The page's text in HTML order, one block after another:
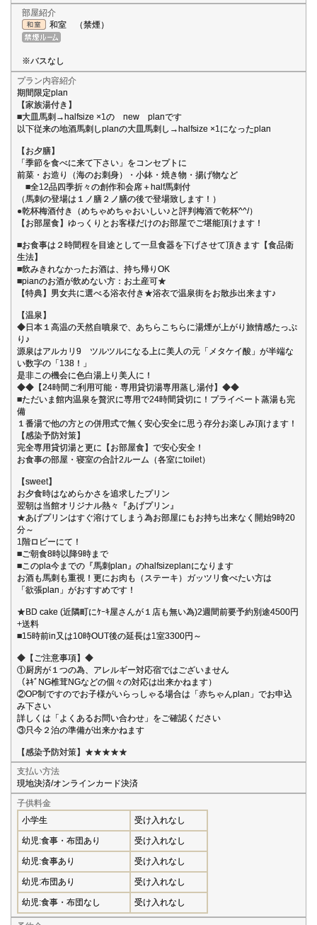
部屋紹介
和室 （禁煙）
※バスなし
プラン内容紹介
期間限定plan
【家族湯付き】
■大皿馬刺→halfsize ×1の new planです
以下従来の地酒馬刺しplanの大皿馬刺し→halfsize ×1になったplan
【お夕膳】
「季節を食べに来て下さい」をコンセプトに
前菜・お造り（海のお刺身）・小鉢・焼き物・揚げ物など
■全12品四季折々の創作和会席＋half馬刺付
（馬刺の登場は１ノ膳２ノ膳の後で登場致します！）
●乾杯梅酒付き（めちゃめちゃおいしい♪と評判梅酒で乾杯^^/）
【お部屋食】ゆっくりとお客様だけのお部屋でご堪能頂けます！
■お食事は２時間程を目途として一旦食器を下げさせて頂きます【食品衛
生法】
■飲みきれなかったお酒は、持ち帰りOK
■pianのお酒が飲めない方：お土産可★
【特典】男女共に選べる浴衣付き★浴衣で温泉街をお散歩出来ます♪
【温泉】
◆日本１高温の天然自噴泉で、あちらこちらに湯煙が上がり旅情感たっぷ
り♪
源泉はアルカリ9 ツルツルになる上に美人の元「メタケイ酸」が半端な
い数字の「138！」
是非この機会に色白湯上り美人に！
◆◆【24時間ご利用可能・専用貸切湯専用蒸し湯付】◆◆
■ただいま館内温泉を贅沢に専用で24時間貸切に！プライベート蒸湯も完
備
１番湯で他の方との併用式で無く安心安全に思う存分お楽しみ頂けます！
【感染予防対策】
完全専用貸切湯と更に【お部屋食】で安心安全！
お食事の部屋・寝室の合計2ルーム（各室にtoilet）
【sweet】
お夕食時はなめらかさを追求したプリン
翌朝は当館オリジナル熱々『あげプリン』
★あげプリンはすぐ溶けてしまう為お部屋にもお持ち出来なく開始9時20
分～
1階ロビーにて！
■ご朝食8時以降9時まで
■このpla今までの『馬刺plan』のhalfsizeplanになります
お酒も馬刺も重視！更にお肉も（ステーキ）ガッツリ食べたい方は
「欲張plan」がおすすめです！
★BD cake (近隣町にｹｰｷ屋さんが１店も無い為)2週間前要予約別途4500円
+送料
■15時前in又は10時OUT後の延長は1室3300円～
◆【ご注意事項】◆
①厨房が１つの為、アレルギー対応宿ではございません
（ﾈｷﾞNG椎茸NGなどの個々の対応は出来かねます）
②OP制ですのでお子様がいらっしゃる場合は「赤ちゃんplan」でお申込
み下さい
詳しくは「よくあるお問い合わせ」をご確認ください
③只今２泊の準備が出来かねます
【感染予防対策】★★★★★
支払い方法
現地決済/オンラインカード決済
子供料金
小学生
受け入れなし
幼児:食事・布団あり 受け入れなし
幼児:食事あり 受け入れなし
幼児:布団あり 受け入れなし
幼児:食事・布団なし 受け入れなし